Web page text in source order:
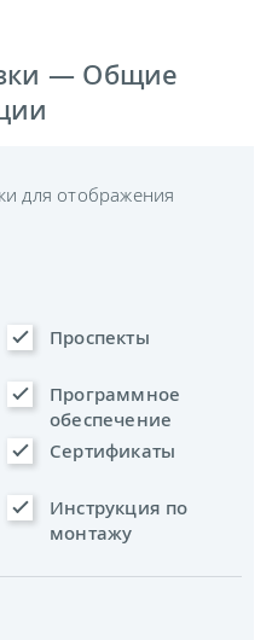
— Общие
для отображения
Проспекты
Программное
обеспечение
Сертификаты
Инструкция по
монтажу